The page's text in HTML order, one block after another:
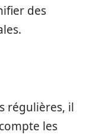
des
régulières, il
les